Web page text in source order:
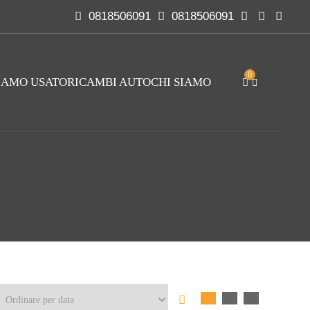
0818506091 0818506091
USATORICAMBI AUTOCHI SIAMO
0